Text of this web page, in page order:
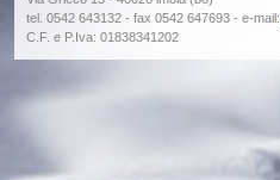
tel. 0542 643132 - fax 0542 647693 - e-mail:
C.F. e P.Iva: 01838341202